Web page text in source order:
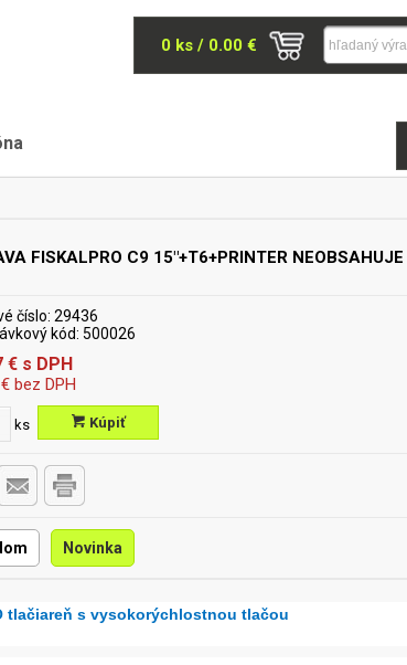
0 ks / 0.00 €
FISKALPRO C9 15"+T6+PRINTER
číslo: 29436
kód: 500026
€ s DPH
€ bez DPH
ks Kúpiť
Novinka
tlačiareň s vysokorýchlostnou tlačou